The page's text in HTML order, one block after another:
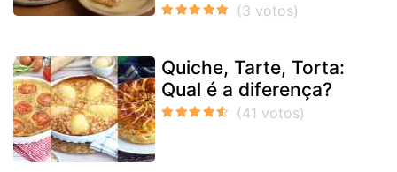
Quiche, Tarte, Torta:
Qual é a diferença?